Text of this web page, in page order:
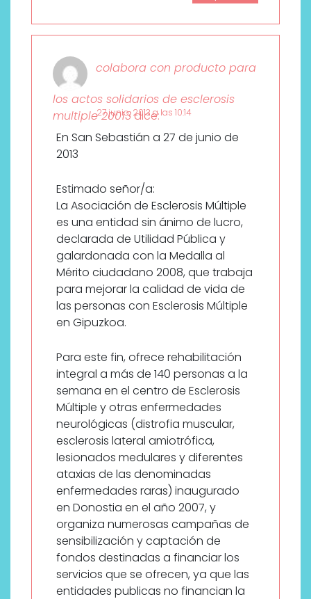
colabora con producto para
los actos solidarios de esclerosis
multiple 20013dice:
27 junio, 2013 a las 10:14
En San Sebastián a 27 de junio de
2013
Estimado señor/a:
La Asociación de Esclerosis Múltiple
es una entidad sin ánimo de lucro,
declarada de Utilidad Pública y
galardonada con la Medalla al
Mérito ciudadano 2008, que trabaja
para mejorar la calidad de vida de
las personas con Esclerosis Múltiple
en Gipuzkoa.
Para este fin, ofrece rehabilitación
integral a más de 140 personas a la
semana en el centro de Esclerosis
Múltiple y otras enfermedades
neurológicas (distrofia muscular,
esclerosis lateral amiotrófica,
lesionados medulares y diferentes
ataxias de las denominadas
enfermedades raras) inaugurado
en Donostia en el año 2007, y
organiza numerosas campañas de
sensibilización y captación de
fondos destinadas a financiar los
servicios que se ofrecen, ya que las
entidades publicas no financian la